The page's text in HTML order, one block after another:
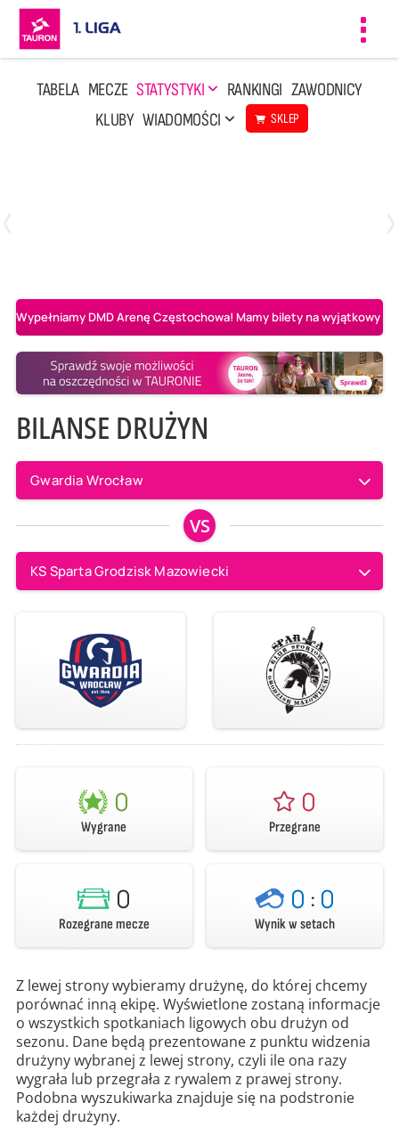
TABELA MECZE STATYSTYKI RANKINGI ZAWODNICY
KLUBY WIADOMOŚCI SKLEP
Wypełniamy DMD Arenę Częstochowa! Mamy bilety na wyjątkowy
BILANSE DRUŻYN
Gwardia Wrocław
VS
KS Sparta Grodzisk Mazowiecki
0
Wygrane
0
Przegrane
0
Rozegrane mecze
0 : 0
Wynik w setach
Z lewej strony wybieramy drużynę, do której chcemy
porównać inną ekipę. Wyświetlone zostaną informacje
o wszystkich spotkaniach ligowych obu drużyn od
sezonu. Dane będą prezentowane z punktu widzenia
drużyny wybranej z lewej strony, czyli ile ona razy
wygrała lub przegrała z rywalem z prawej strony.
Podobna wyszukiwarka znajduje się na podstronie
każdej drużyny.